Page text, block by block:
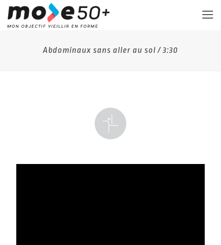
Abdominaux sans aller au sol / 3:30